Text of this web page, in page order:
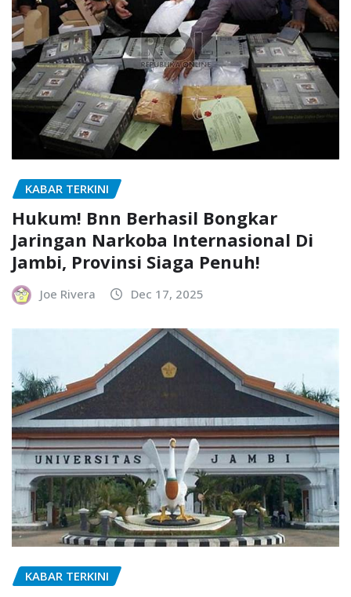
KABAR TERKINI
Hukum! Bnn Berhasil Bongkar
Jaringan Narkoba Internasional Di
Jambi, Provinsi Siaga Penuh!
Joe Rivera Dec 17, 2025
KABAR TERKINI